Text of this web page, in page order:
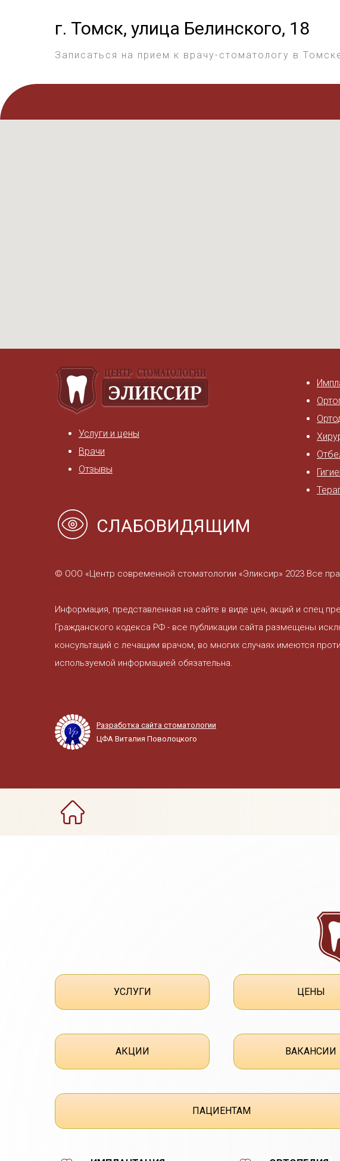
г. Томск, улица Белинского, 18
Записаться на прием к врачу-стоматологу в
Услуги и цены
Врачи
Отзывы
СЛАБОВИДЯЩИМ
© ООО «Центр современной стоматологии «Эликсир» 2023 Все
Информация, представленная на сайте в виде цен, акций и спец
Гражданского кодекса РФ - все публикации сайта размещены
консультаций с лечащим врачом, во многих случаях имеются
используемой информацией обязательна.
Разработка сайта стоматологии
ЦФА Виталия Поволоцкого
УСЛУГИ ЦЕНЫ
ПАЦИЕНТАМ
АКЦИИ ВАКАНСИИ